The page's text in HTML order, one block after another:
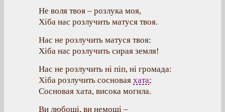
Не воля твоя – розлука моя,
Хіба нас розлучить матуся твоя.
Нас не розлучить матуся твоя:
Хіба нас розлучить сирая земля!
Нас не розлучить ні піп, ні громада:
Хіба розлучить сосновая хата;
Сосновая хата, висока могила.
Ви любощі, ви немощі –